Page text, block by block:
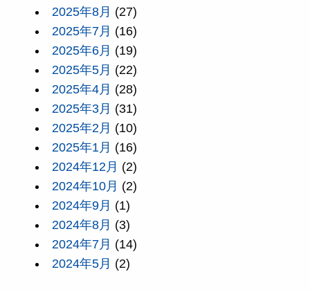
2025年8月 (27)
2025年7月 (16)
2025年6月 (19)
2025年5月 (22)
2025年4月 (28)
2025年3月 (31)
2025年2月 (10)
2025年1月 (16)
2024年12月 (2)
2024年10月 (2)
2024年9月 (1)
2024年8月 (3)
2024年7月 (14)
2024年5月 (2)